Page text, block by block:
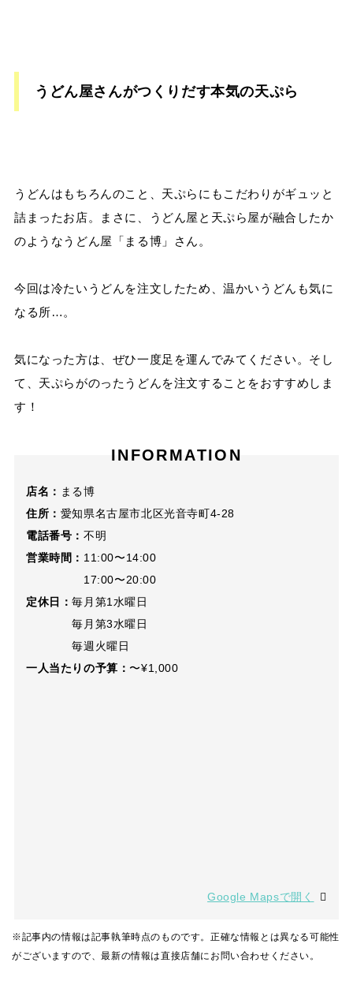
うどん屋さんがつくりだす本気の天ぷら
うどんはもちろんのこと、天ぷらにもこだわりがギュッと
詰まったお店。まさに、うどん屋と天ぷら屋が融合したか
のようなうどん屋「まる博」さん。
今回は冷たいうどんを注文したため、温かいうどんも気に
なる所… 。
気になった方は、ぜひ一度足を運んでみてください。そし
て、天ぷらがのったうどんを注文することをおすすめしま
す！
INFORMATION
店名： まる博
住所： 愛知県名古屋市北区光音寺町4-28
電話番号： 不明
営業時間： 11:00〜14:00
17:00〜20:00
定休日：毎月第1水曜日
毎月第3水曜日
毎週火曜日
一人当たりの予算： 〜¥1,000
Google Mapsで開く
※記事内の情報は記事執筆時点のものです。正確な情報とは異なる可能性
がございますので、最新の情報は直接店舗にお問い合わせください。